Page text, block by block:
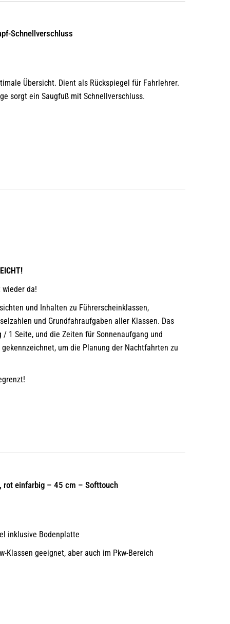
Die
der
Produktseite
Schnellverschluss
Übersicht. Dient als Rückspiegel für Fahrlehrer.
sorgt ein Saugfuß mit Schnellverschluss.
wieder da!
und Inhalten zu Führerscheinklassen,
und Grundfahraufgaben aller Klassen. Das
/ 1 Seite, und die Zeiten für Sonnenaufgang und
um die Planung der Nachtfahrten zu
rot einfarbig – 45 cm – Softtouch
inklusive Bodenplatte
Klassen geeignet, aber auch im Pkw-Bereich